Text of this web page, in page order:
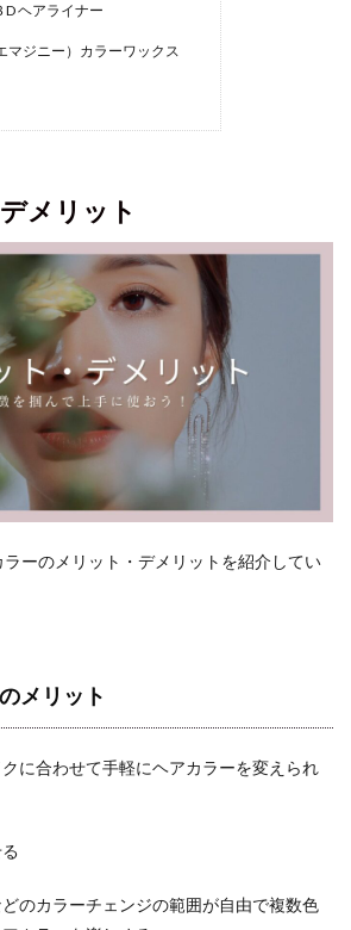
D ヘアライナー
マジニー）カラーワックス
メリット
ーのメリット・デメリットを紹介してい
メリット
クに合わせて手軽にヘアカラーを変えられ
どのカラーチェンジの範囲が自由で複数色